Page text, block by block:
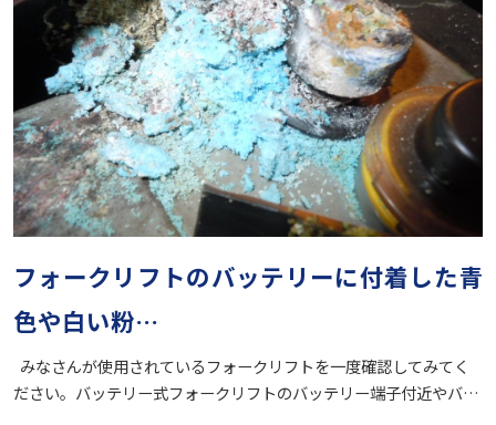
フォークリフトのバッテリーに付着した青
色や白い粉…
みなさんが使用されているフォークリフトを一度確認してみてく
ださい。バッテリー式フォークリフトのバッテリー端子付近やバ…